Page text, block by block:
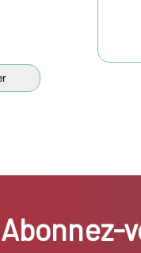
Abonnez-